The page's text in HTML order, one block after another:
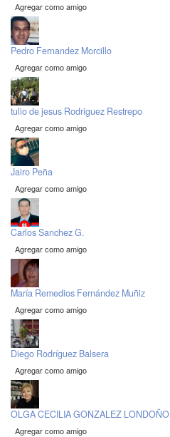
Agregar como amigo
Pedro Fernandez Morcillo
Agregar como amigo
tulio de jesus Rodriguez Restrepo
Agregar como amigo
Jairo Peña
Agregar como amigo
Carlos Sanchez G.
Agregar como amigo
María Remedios Fernández Muñiz
Agregar como amigo
Diego Rodríguez Balsera
Agregar como amigo
OLGA CECILIA GONZALEZ LONDOÑO
Agregar como amigo